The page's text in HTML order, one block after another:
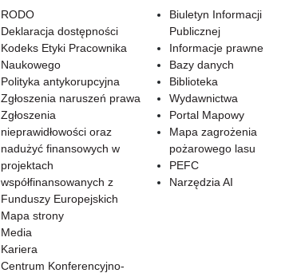
RODO
Deklaracja dostępności
Kodeks Etyki Pracownika
Naukowego
Polityka antykorupcyjna
Zgłoszenia naruszeń prawa
Zgłoszenia
nieprawidłowości oraz
nadużyć finansowych w
projektach
współfinansowanych z
Funduszy Europejskich
Mapa strony
Media
Kariera
Centrum Konferencyjno-
Biuletyn Informacji
Publicznej
Informacje prawne
Bazy danych
Biblioteka
Wydawnictwa
Portal Mapowy
Mapa zagrożenia
pożarowego lasu
PEFC
Narzędzia AI